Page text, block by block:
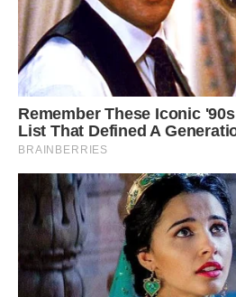
Оте “потрібними словами”
Вероніку.
Бо їй… Потрібні потрібні слова.
Жінка дуже скромно сіла на
Поїхали.
За вікном – ранкова столиця. А в
– Нічого не питатиму, голубко.
треба: або велике місто і
кохання.